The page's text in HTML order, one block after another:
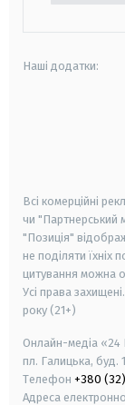
Наші додатки:
Всі комерційні
чи "Партнерський
"Позиція"
не поділяти їхніх
цитування можна
Усі права захищені.
року (21+)
Онлайн-медіа «24
пл. Галицька, буд.
Телефон +380
Адреса